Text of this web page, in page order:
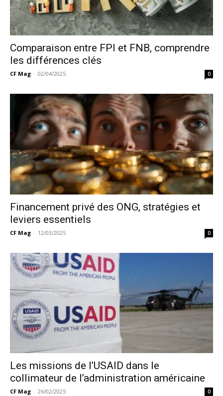
Comparaison entre FPI et FNB, comprendre
les différences clés
CF Mag - 02/04/2025 0
Financement privé des ONG, stratégies et
leviers essentiels
CF Mag - 12/03/2025 0
Les missions de l’USAID dans le
collimateur de l’administration américaine
CF Mag - 26/02/2025 0